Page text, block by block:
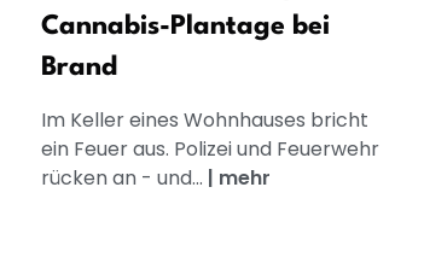
Cannabis-Plantage bei
Brand
Im Keller eines Wohnhauses bricht
ein Feuer aus. Polizei und Feuerwehr
rücken an - und... | mehr